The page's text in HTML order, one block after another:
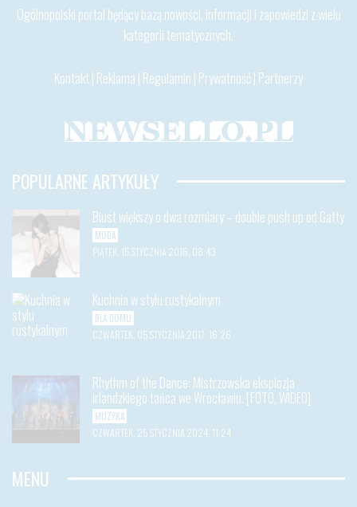
Ogólnopolski portal będący bazą nowości, informacji i zapowiedzi z wielu
kategorii tematycznych.
Kontakt | Reklama | Regulamin | Prywatność| Partnerzy
POPULARNE ARTYKUŁY
Biust większy o dwa rozmiary – double push up od Gatty
MODA
PIĄTEK, 15 STYCZNIA 2016, 08:43
Kuchnia w stylu rustykalnym
DLA DOMU
CZWARTEK, 05 STYCZNIA 2017, 16:26
Rhythm of the Dance: Mistrzowska eksplozja
irlandzkiego tańca we Wrocławiu. [FOTO, WIDEO]
MUZYKA
CZWARTEK, 25 STYCZNIA 2024, 11:24
MENU